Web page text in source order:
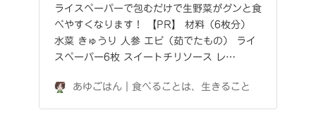
ライスペーパーで包むだけで生野菜がグンと食
べやすくなります！ 【PR】 材料（6枚分）
水菜 きゅうり 人参 エビ（茹でたもの） ライ
スペーパー6枚 スイートチリソース レ…
あゆごはん｜食べることは、生きること